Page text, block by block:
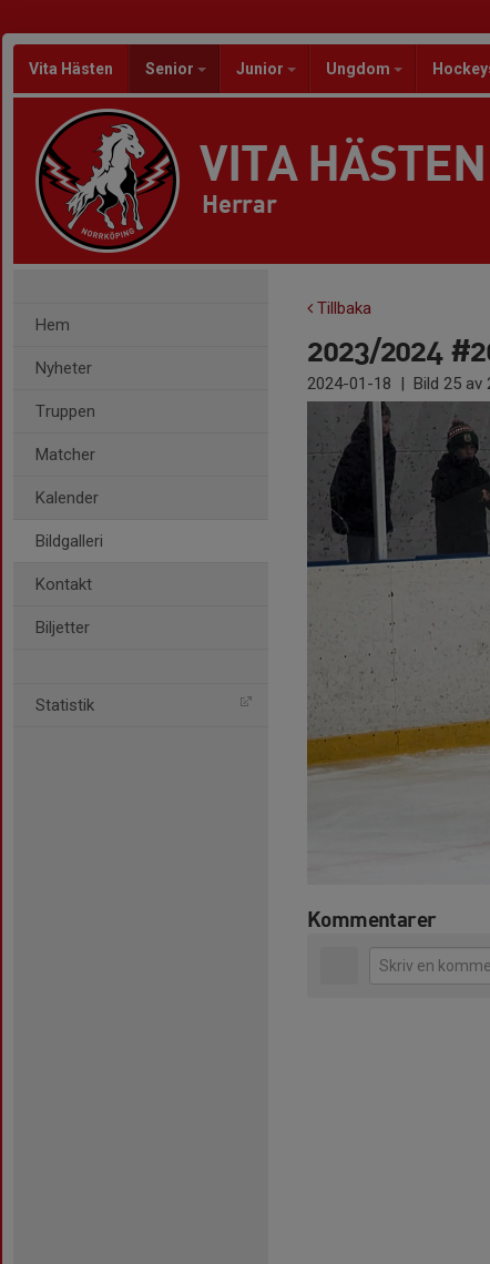
Vita Hästen Senior Junior Ungdom
VITA HÄSTEN
Herrar
Hem
Nyheter
Truppen
Matcher
Kalender
Bildgalleri
Kontakt
Biljetter
Statistik
Tillbaka
2023/2024
2024-01-18 | Bild 25 av
Kommentarer